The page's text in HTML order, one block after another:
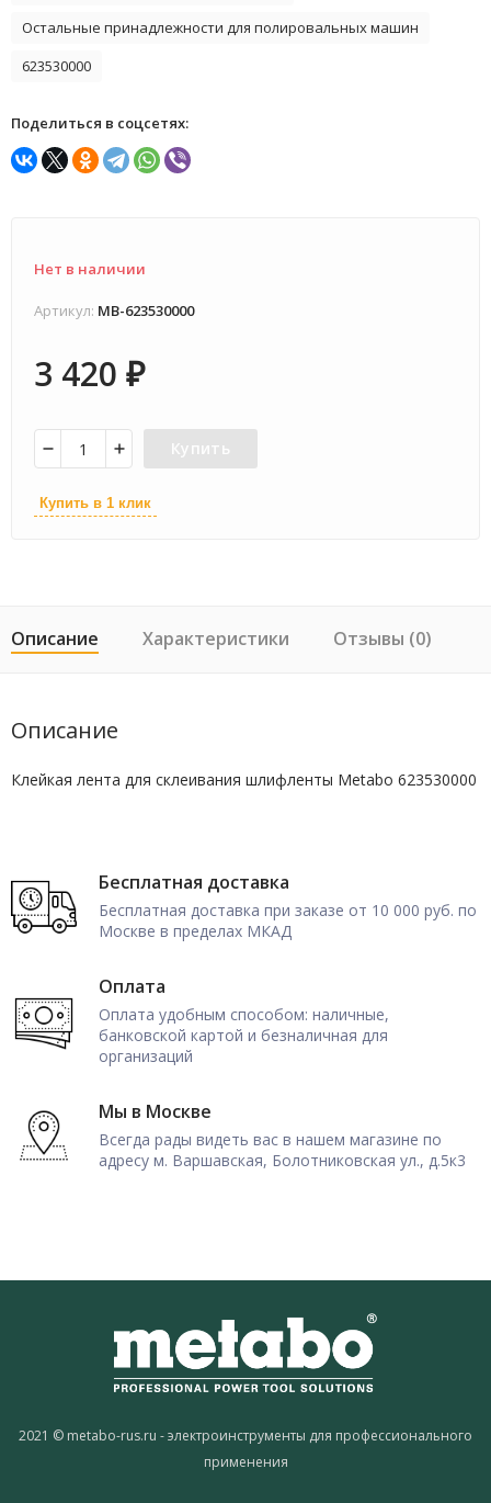
Остальные принадлежности для полировальных машин
623530000
Поделиться в соцсетях:
Нет в наличии
Артикул: MB-623530000
3 420 ₽
Купить
Купить в 1 клик
Описание Характеристики Отзывы (0)
Описание
Клейкая лента для склеивания шлифленты Metabo 623530000
Бесплатная доставка
Бесплатная доставка при заказе от 10 000 руб. по
Москве в пределах МКАД
Оплата
Оплата удобным способом: наличные,
банковской картой и безналичная для
организаций
Мы в Москве
Всегда рады видеть вас в нашем магазине по
адресу м. Варшавская, Болотниковская ул., д.5к3
2021 © metabo-rus.ru - электроинструменты для профессионального
применения